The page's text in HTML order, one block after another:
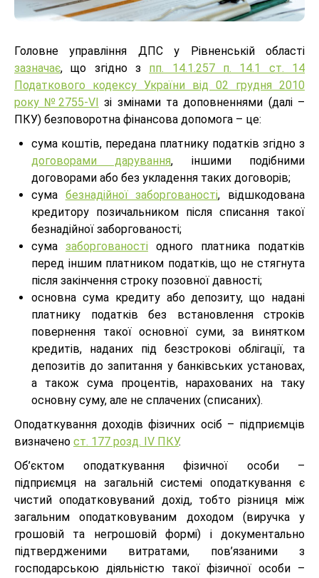
Головне управління ДПС у Рівненській області
зазначає, що згідно з пп. 14.1.257 п. 14.1 ст. 14
Податкового кодексу України від 02 грудня 2010
року №2755-VI
зі змінами та доповненнями (далі –
ПКУ) безповоротна фінансова допомога – це:
сума коштів, передана платнику податків згідно з
договорами дарування, іншими подібними
договорами або без укладення таких договорів;
сума безнадійної заборгованості, відшкодована
кредитору позичальником після списання такої
безнадійної заборгованості;
сума заборгованості одного платника податків
перед іншим платником податків, що не стягнута
після закінчення строку позовної давності;
основна сума кредиту або депозиту, що надані
платнику податків без встановлення строків
повернення такої основної суми, за винятком
кредитів, наданих під безстрокові облігації, та
депозитів до запитання у банківських установах,
а також сума процентів, нарахованих на таку
основну суму, але не сплачених (списаних).
Оподаткування доходів фізичних осіб – підприємців
визначено ст. 177 розд. ІV ПКУ.
Об’єктом оподаткування фізичної особи –
підприємця на загальній системі оподаткування є
чистий оподатковуваний дохід, тобто різниця між
загальним оподатковуваним доходом (виручка у
грошовій та негрошовій формі) i документально
підтвердженими витратами, пов’язаними з
господарською діяльністю такої фізичної особи –